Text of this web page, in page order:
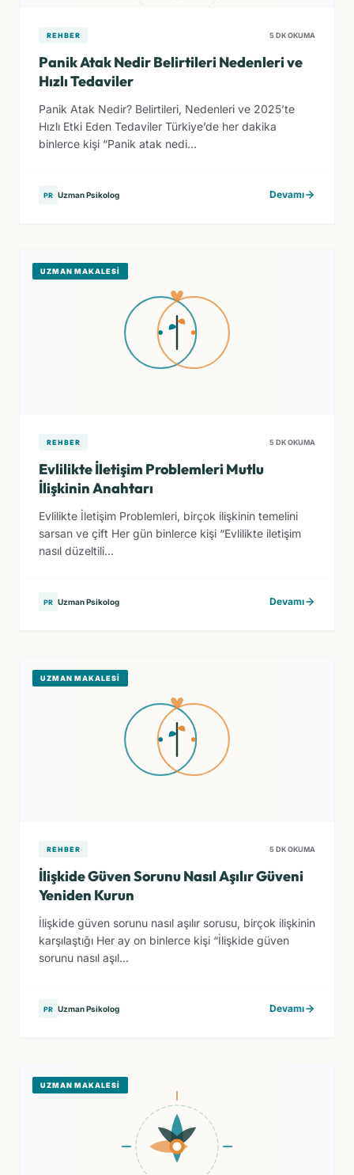
REHBER 5 DK OKUMA
Panik Atak Nedir Belirtileri Nedenleri ve
Hızlı Tedaviler
Panik Atak Nedir? Belirtileri, Nedenleri ve 2025’te
Hızlı Etki Eden Tedaviler Türkiye’de her dakika
binlerce kişi “Panik atak nedi...
PR Uzman Psikolog Devamı
UZMAN MAKALESI
REHBER 5 DK OKUMA
Evlilikte İletişim Problemleri Mutlu
İlişkinin Anahtarı
Evlilikte İletişim Problemleri, birçok ilişkinin temelini
sarsan ve çift Her gün binlerce kişi “Evlilikte iletişim
nasıl düzeltili...
PR Uzman Psikolog Devamı
UZMAN MAKALESI
REHBER 5 DK OKUMA
İlişkide Güven Sorunu Nasıl Aşılır Güveni
Yeniden Kurun
İlişkide güven sorunu nasıl aşılır sorusu, birçok ilişkinin
karşılaştığı Her ay on binlerce kişi “İlişkide güven
sorunu nasıl aşıl...
PR Uzman Psikolog Devamı
UZMAN MAKALESI